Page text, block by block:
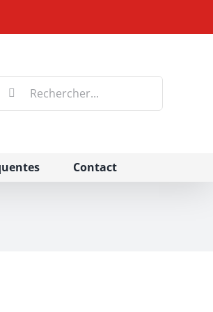
Rechercher:
Contact